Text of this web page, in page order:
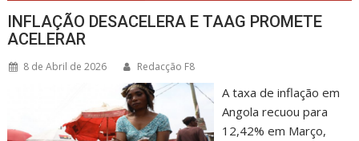
INFLAÇÃO DESACELERA E TAAG PROMETE
ACELERAR
8 de Abril de 2026 Redacção F8
A taxa de inflação em
Angola recuou para
12,42% em Março,